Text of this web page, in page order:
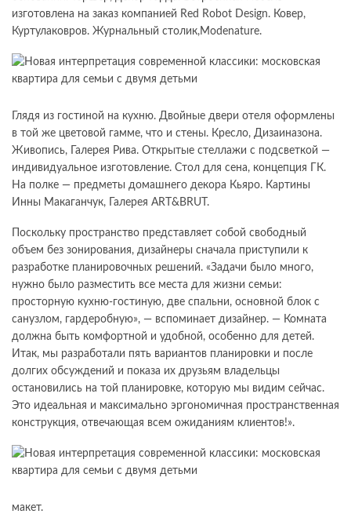
изготовлена ​​на заказ компанией Red Robot Design. Ковер,
Куртулаковров. Журнальный столик,Modenature.
Глядя из гостиной на кухню. Двойные двери отеля оформлены
в той же цветовой гамме, что и стены. Кресло, Дизаиназона.
Живопись, Галерея Рива. Открытые стеллажи с подсветкой —
индивидуальное изготовление. Стол для сена, концепция ГК.
На полке — предметы домашнего декора Кьяро. Картины
Инны Макаганчук, Галерея ART&BRUT.
Поскольку пространство представляет собой свободный
объем без зонирования, дизайнеры сначала приступили к
разработке планировочных решений. «Задачи было много,
нужно было разместить все места для жизни семьи:
просторную кухню-гостиную, две спальни, основной блок с
санузлом, гардеробную», — вспоминает дизайнер. — Комната
должна быть комфортной и удобной, особенно для детей.
Итак, мы разработали пять вариантов планировки и после
долгих обсуждений и показа их друзьям владельцы
остановились на той планировке, которую мы видим сейчас.
Это идеальная и максимально эргономичная пространственная
конструкция, отвечающая всем ожиданиям клиентов!».
макет.